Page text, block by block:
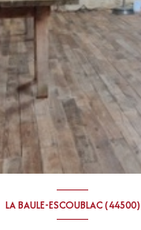
LA BAULE-ESCOUBLAC (44500)